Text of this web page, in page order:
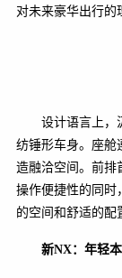
对未来豪华出行的
设计语言上，
纺锤形车身。座舱
造融洽空间。前排
操作便捷性的同时
的空间和舒适的配
新NX：年轻